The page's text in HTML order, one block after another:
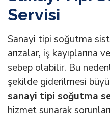
Servisi
Sanayi tipi soğutma
arızalar, iş kayıplarına
sebep olabilir. Bu
şekilde giderilmesi
sanayi tipi soğutma
hizmet sunarak